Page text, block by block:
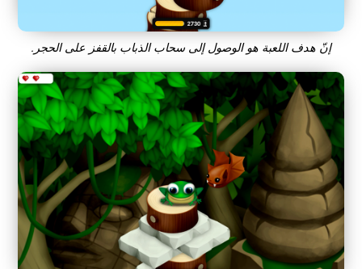
إنّ هدف اللعبة هو الوصول إلى سحاب الذباب بالقفز على الحجر.